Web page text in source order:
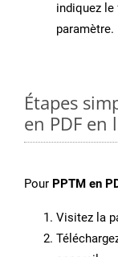
indiquez
paramètre.
Étapes
en PDF en
Pour PPTM en
Visitez la